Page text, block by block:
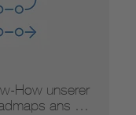
Arbeitsergebnisse